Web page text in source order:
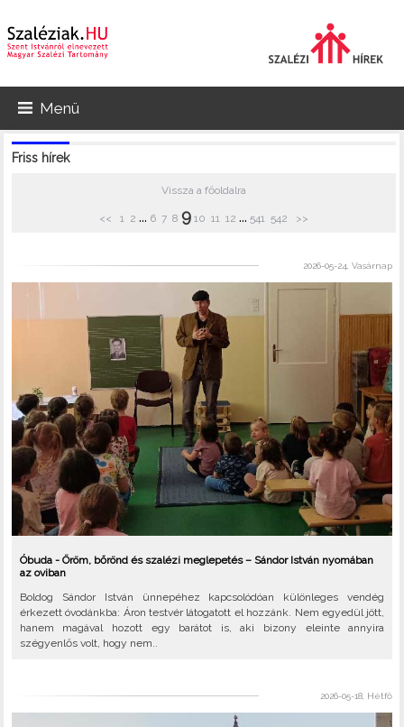
Menü
Friss hírek
Vissza a főoldalra
<< 1 2 ... 6 7 8 9 10 11 12 ... 541 542 >>
2026-05-24, Vasárnap
Óbuda - Öröm, bőrönd és szalézi meglepetés – Sándor István nyomában
az oviban
Boldog Sándor István ünnepéhez kapcsolódóan különleges vendég
érkezett óvodánkba: Áron testvér látogatott el hozzánk. Nem egyedül jött,
hanem magával hozott egy barátot is, aki bizony eleinte annyira
szégyenlős volt, hogy nem..
2026-05-18, Hétfő